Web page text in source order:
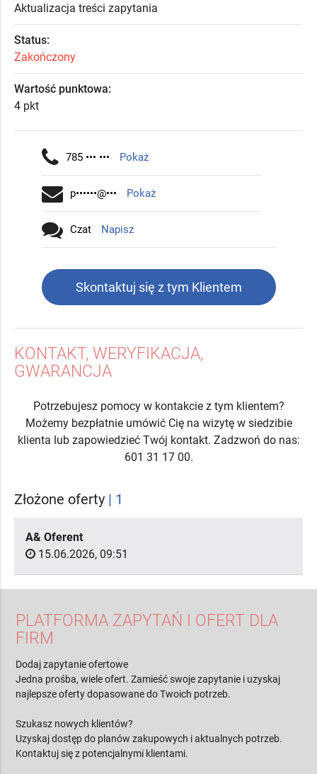
Aktualizacja treści zapytania
Status:
Zakończony
Wartość punktowa:
4 pkt
785 ••• ••• Pokaż
p••••••@••• Pokaż
Czat Napisz
Skontaktuj się z tym Klientem
KONTAKT, WERYFIKACJA,
GWARANCJA
Potrzebujesz pomocy w kontakcie z tym klientem?
Możemy bezpłatnie umówić Cię na wizytę w siedzibie
klienta lub zapowiedzieć Twój kontakt. Zadzwoń do nas:
601 31 17 00.
Złożone oferty | 1
A& Oferent
15.06.2026, 09:51
PLATFORMA ZAPYTAŃ I OFERT DLA
FIRM
Dodaj zapytanie ofertowe
Jedna prośba, wiele ofert. Zamieść swoje zapytanie i uzyskaj
najlepsze oferty dopasowane do Twoich potrzeb.
Szukasz nowych klientów?
Uzyskaj dostęp do planów zakupowych i aktualnych potrzeb.
Kontaktuj się z potencjalnymi klientami.